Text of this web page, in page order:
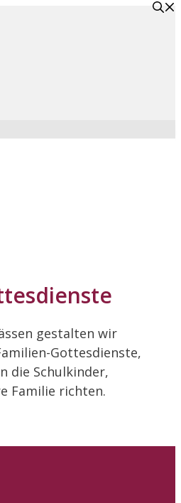
gestalten wir
Gottesdienste,
die Schulkinder,
Familie richten.